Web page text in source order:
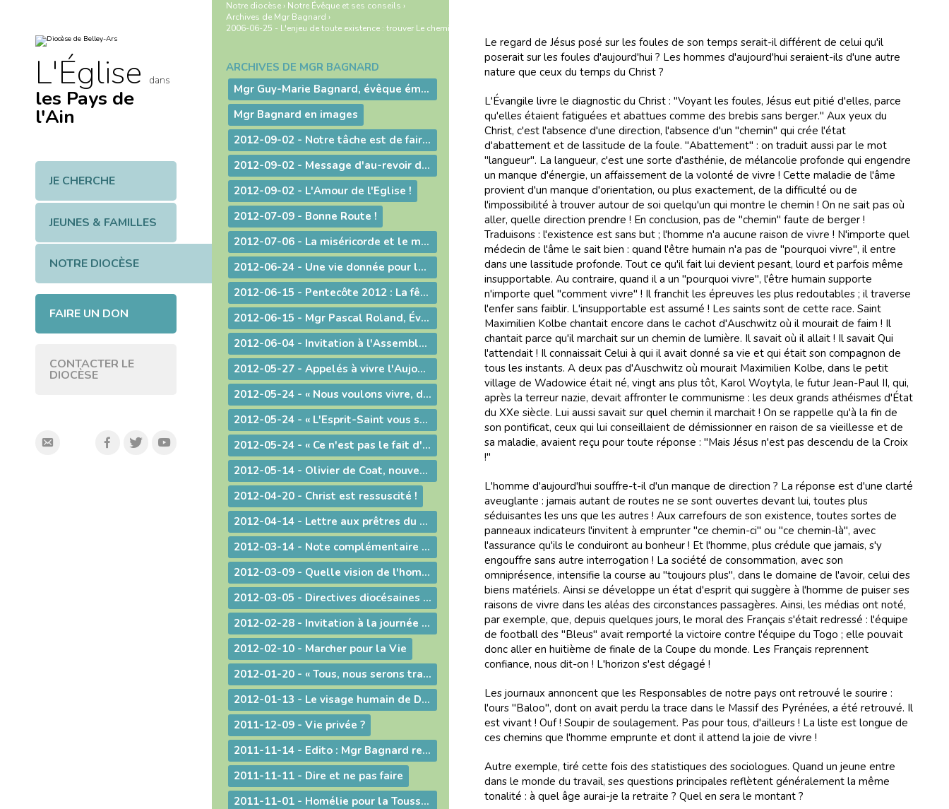
L'Église dans
les Pays de
l'Ain
JE CHERCHE
JEUNES & FAMILLES
NOTRE DIOCÈSE
FAIRE UN DON
CONTACTER LE
DIOCÈSE
Le regard de Jésus posé sur les foules de son temps serait-il différent de celui qu'il
poserait sur les foules d'aujourd'hui ? Les hommes d'aujourd'hui seraient-ils d'une autre
nature que ceux du temps du Christ ?
L'Évangile livre le diagnostic du Christ : "Voyant les foules, Jésus eut pitié d'elles, parce
qu'elles étaient fatiguées et abattues comme des brebis sans berger." Aux yeux du
Christ, c'est l'absence d'une direction, l'absence d'un "chemin" qui crée l'état
d'abattement et de lassitude de la foule. "Abattement" : on traduit aussi par le mot
"langueur". La langueur, c'est une sorte d'asthénie, de mélancolie profonde qui engendre
un manque d'énergie, un affaissement de la volonté de vivre ! Cette maladie de l'âme
provient d'un manque d'orientation, ou plus exactement, de la difficulté ou de
l'impossibilité à trouver autour de soi quelqu'un qui montre le chemin ! On ne sait pas où
aller, quelle direction prendre ! En conclusion, pas de "chemin" faute de berger !
Traduisons : l'existence est sans but ; l'homme n'a aucune raison de vivre ! N'importe quel
médecin de l'âme le sait bien : quand l'être humain n'a pas de "pourquoi vivre", il entre
dans une lassitude profonde. Tout ce qu'il fait lui devient pesant, lourd et parfois même
insupportable. Au contraire, quand il a un "pourquoi vivre", l'être humain supporte
n'importe quel "comment vivre" ! Il franchit les épreuves les plus redoutables ; il traverse
l'enfer sans faiblir. L'insupportable est assumé ! Les saints sont de cette race. Saint
Maximilien Kolbe chantait encore dans le cachot d'Auschwitz où il mourait de faim ! Il
chantait parce qu'il marchait sur un chemin de lumière. Il savait où il allait ! Il savait Qui
l'attendait ! Il connaissait Celui à qui il avait donné sa vie et qui était son compagnon de
tous les instants. A deux pas d'Auschwitz où mourait Maximilien Kolbe, dans le petit
village de Wadowice était né, vingt ans plus tôt, Karol Woytyla, le futur Jean-Paul II, qui,
après la terreur nazie, devait affronter le communisme : les deux grands athéismes d'État
du XXe siècle. Lui aussi savait sur quel chemin il marchait ! On se rappelle qu'à la fin de
son pontificat, ceux qui lui conseillaient de démissionner en raison de sa vieillesse et de
sa maladie, avaient reçu pour toute réponse : "Mais Jésus n'est pas descendu de la Croix
!"
L'homme d'aujourd'hui souffre-t-il d'un manque de direction ? La réponse est d'une clarté
aveuglante : jamais autant de routes ne se sont ouvertes devant lui, toutes plus
séduisantes les uns que les autres ! Aux carrefours de son existence, toutes sortes de
panneaux indicateurs l'invitent à emprunter "ce chemin-ci" ou "ce chemin-là", avec
l'assurance qu'ils le conduiront au bonheur ! Et l'homme, plus crédule que jamais, s'y
engouffre sans autre interrogation ! La société de consommation, avec son
omniprésence, intensifie la course au "toujours plus", dans le domaine de l'avoir, celui des
biens matériels. Ainsi se développe un état d'esprit qui suggère à l'homme de puiser ses
raisons de vivre dans les aléas des circonstances passagères. Ainsi, les médias ont noté,
par exemple, que, depuis quelques jours, le moral des Français s'était redressé : l'équipe
de football des "Bleus" avait remporté la victoire contre l'équipe du Togo ; elle pouvait
donc aller en huitième de finale de la Coupe du monde. Les Français reprennent
confiance, nous dit-on ! L'horizon s'est dégagé !
Les journaux annoncent que les Responsables de notre pays ont retrouvé le sourire :
l'ours "Baloo", dont on avait perdu la trace dans le Massif des Pyrénées, a été retrouvé. Il
est vivant ! Ouf ! Soupir de soulagement. Pas pour tous, d'ailleurs ! La liste est longue de
ces chemins que l'homme emprunte et dont il attend la joie de vivre !
Autre exemple, tiré cette fois des statistiques des sociologues. Quand un jeune entre
dans le monde du travail, ses questions principales reflètent généralement la même
tonalité : à quel âge aurai-je la retraite ? Quel en sera le montant ?
Notre diocèse › Notre Évêque et ses conseils ›
Archives de Mgr Bagnard ›
2006-06-25 - L'enjeu de toute existence : trouver Le chemin !
Navigation
ARCHIVES DE MGR BAGNARD
Mgr Guy-Marie Bagnard, évêque émérite de Belley-Ars
Mgr Bagnard en images
2012-09-02 - Notre tâche est de faire entendre la voix d'une conscience droite !
2012-09-02 - Message d'au-revoir de Mgr Bagnard
2012-09-02 - L'Amour de l'Eglise !
2012-07-09 - Bonne Route !
2012-07-06 - La miséricorde et le ministère du prêtre
2012-06-24 - Une vie donnée pour le Christ
2012-06-15 - Pentecôte 2012 : La fête d'une famille aux nombreux enfants !
2012-06-15 - Mgr Pascal Roland, Évêque de Belley-Ars : Message de Mgr Guy Bagnard aux diocésains de Belley-Ars
2012-06-04 - Invitation à l'Assemblée Générale de l'Association Diocésaine
2012-05-27 - Appelés à vivre l'Aujourd'hui de Dieu !
2012-05-24 - « Nous voulons vivre, développer et transmettre ce message chrétien ! »
2012-05-24 - « L'Esprit-Saint vous sera donné en plénitude. »
2012-05-24 - « Ce n'est pas le fait d'être évêque qui m'a rendu heureux, c'est le fait d'avoir donné ma vie »
2012-05-14 - Olivier de Coat, nouveau Directeur diocésain de l'Enseignement Catholique
2012-04-20 - Christ est ressuscité !
2012-04-14 - Lettre aux prêtres du diocèse
2012-03-14 - Note complémentaire à propos des élections
2012-03-09 - Quelle vision de l'homme ?
2012-03-05 - Directives diocésaines sur les intentions et offrandes de Messes
2012-02-28 - Invitation à la journée du sacerdoce et à la Messe Chrismale
2012-02-10 - Marcher pour la Vie
2012-01-20 - « Tous, nous serons transformés par la Victoire de notre Seigneur Jésus Christ. »
2012-01-13 - Le visage humain de Dieu
2011-12-09 - Vie privée ?
2011-11-14 - Edito : Mgr Bagnard revient sur le cinquantenaire de Vatican II
2011-11-11 - Dire et ne pas faire
2011-11-01 - Homélie pour la Toussaint